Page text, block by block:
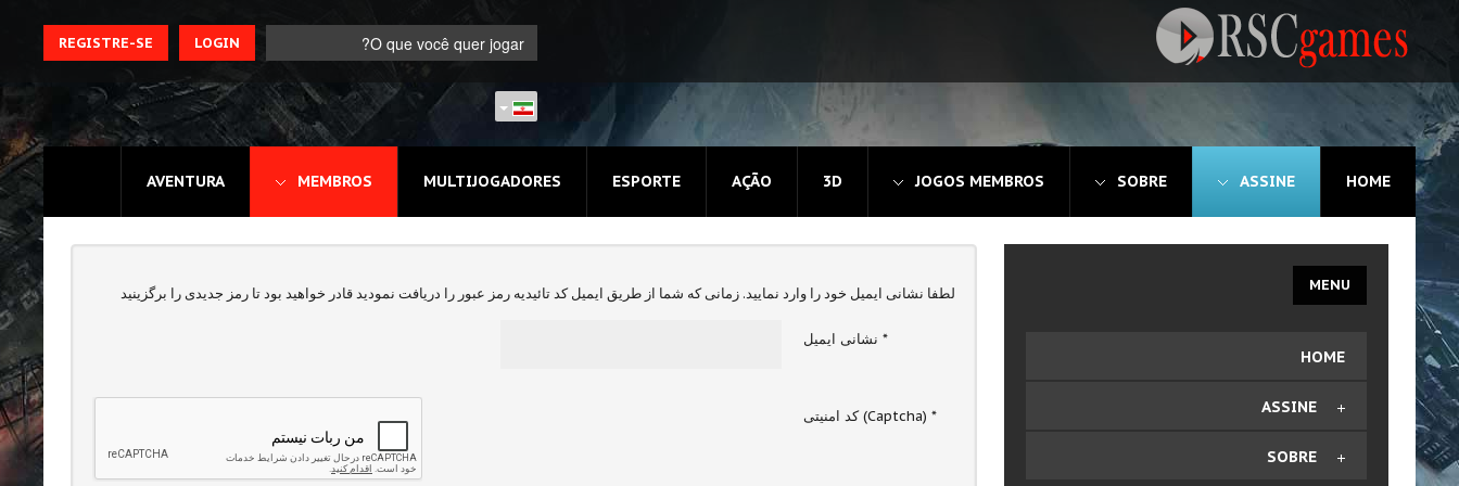
Registre-se
Home
Assine
Sobre
3D
Ação
Esporte
REGISTRE-SE LOGIN
HOME
ASSINE
SOBRE
JOGOS MEMBROS
3D
AÇÃO
ESPORTE
MULTIJOGADORES
MEMBROS
AVENTURA
لطفا نشانی ایمیل خود را وارد نمایید. زمانی که شما از طریق ایمیل کد تائیدیه رمز عبور را دریافت نمودید قادر خواهید بود تا رمز جدیدی را برگزینید
نشانی ایمیل *
کد امنیتی (Captcha) *
MENU
HOME
ASSINE
Comprar Plano
SOBRE